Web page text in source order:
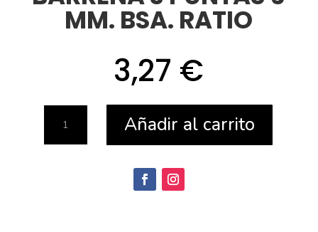
MM. BSA. RATIO
3,27 €
Añadir al carrito